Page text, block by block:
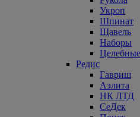
Укроп
Шпинат
Щавель
Наборы
Редис
Гавриш
Аэлита
НК ЛТД
СеДек